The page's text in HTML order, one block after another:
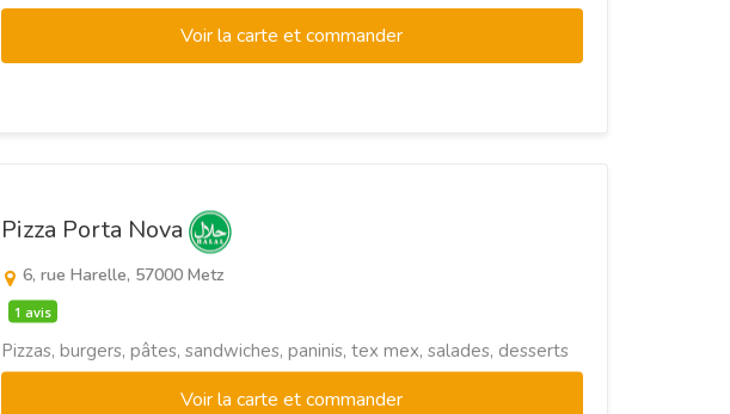
Voir la carte et commander
Pizza Porta Nova
6, rue Harelle, 57000 Metz
1 avis
Pizzas, burgers, pâtes, sandwiches, paninis, tex mex, salades, desserts
Voir la carte et commander